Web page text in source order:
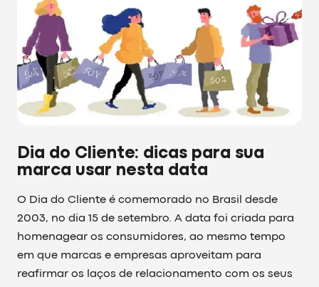
Dia do Cliente: dicas para sua
marca usar nesta data
O Dia do Cliente é comemorado no Brasil desde
2003, no dia 15 de setembro. A data foi criada para
homenagear os consumidores, ao mesmo tempo
em que marcas e empresas aproveitam para
reafirmar os laços de relacionamento com os seus